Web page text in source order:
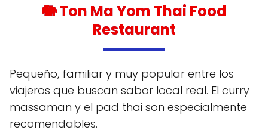
🐘Ton Ma Yom Thai Food
Restaurant
Pequeño, familiar y muy popular entre los
viajeros que buscan sabor local real. El curry
massaman y el pad thai son especialmente
recomendables.